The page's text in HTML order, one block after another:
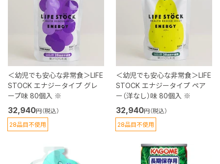
＜幼児でも安心な非常食＞LIFE
STOCK エナジータイプ グレ
ープ味 80個入 ※
32,940円（税込）
28品目不使用
＜幼児でも安心な非常食＞LIFE
STOCK エナジータイプ ペア
ー（洋なし）味 80個入 ※
32,940円（税込）
28品目不使用